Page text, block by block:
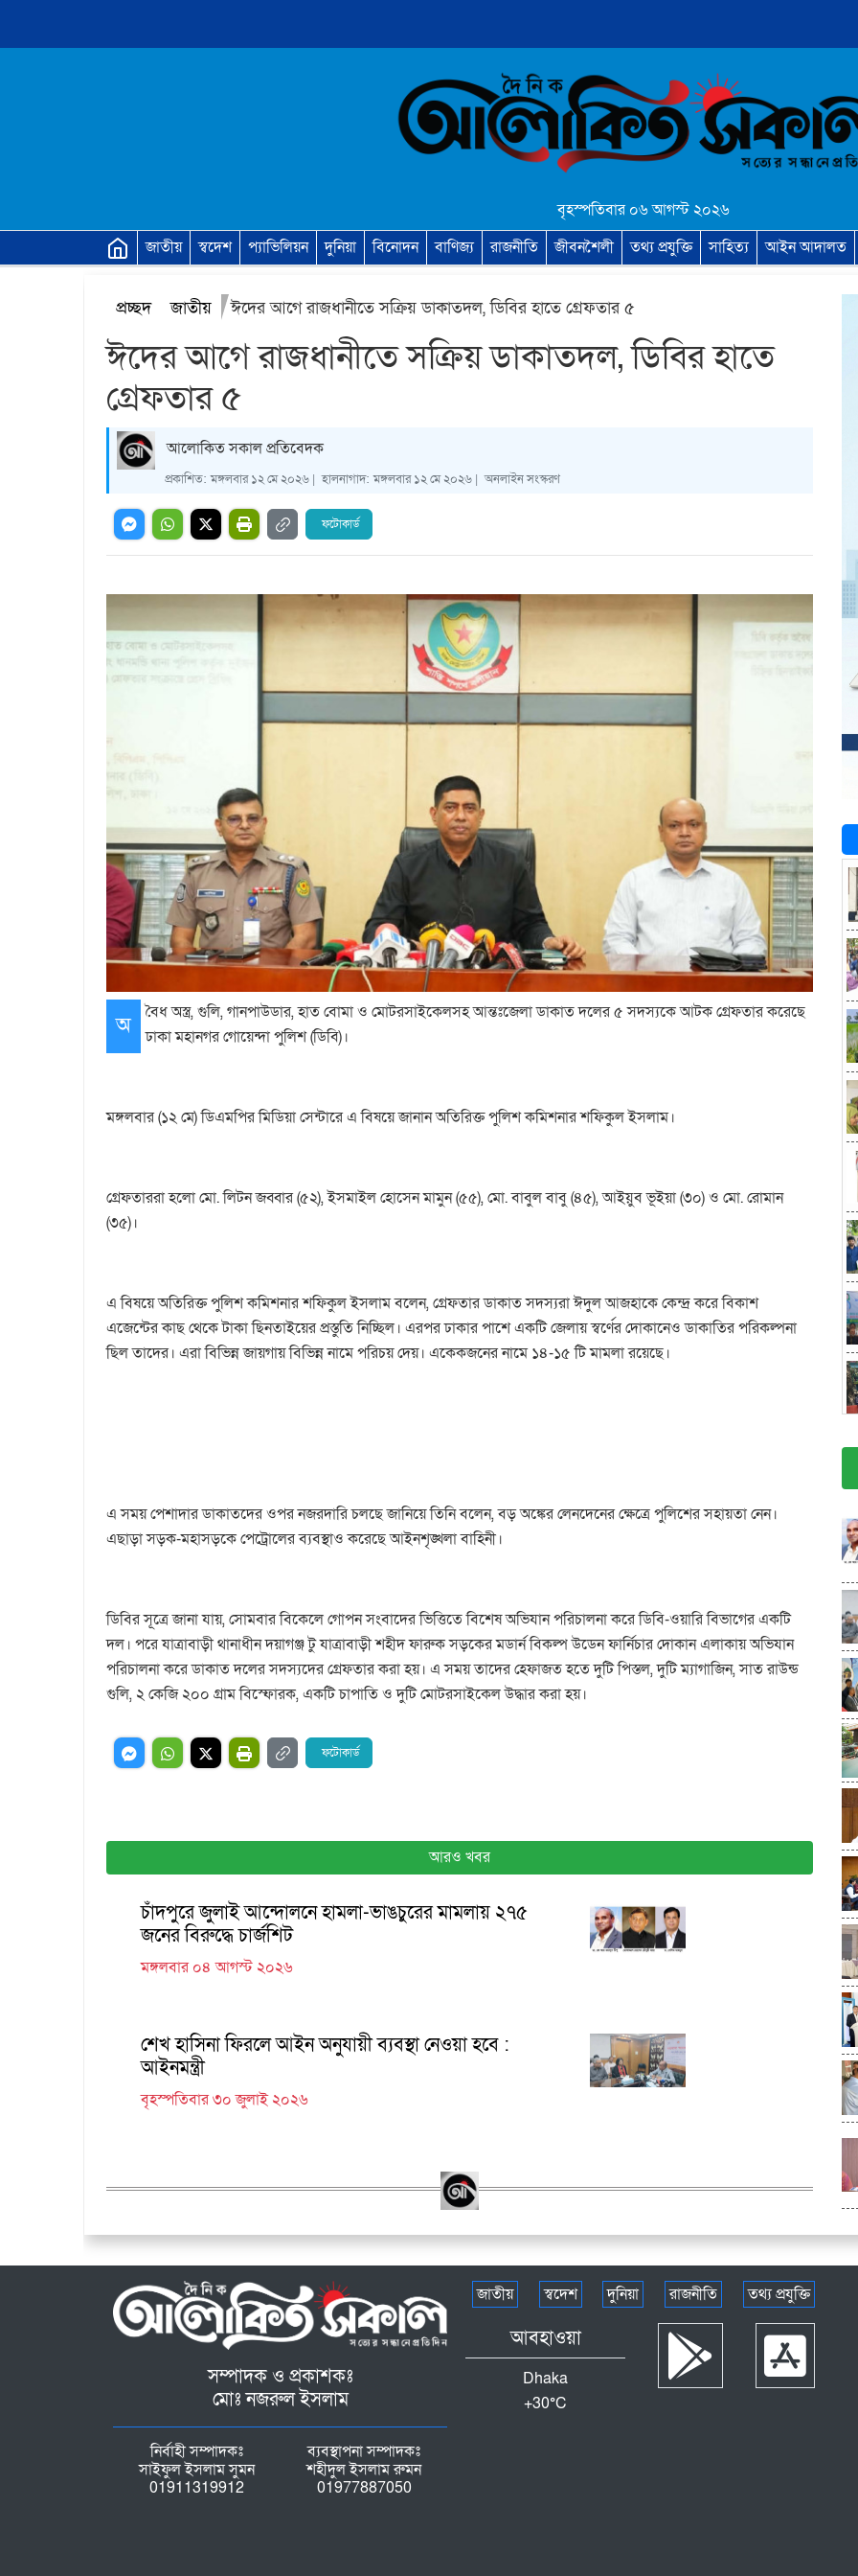
বৃহস্পতিবার ০৬ আগস্ট ২০২৬
জাতীয়
স্বদেশ প্যাভিলিয়ন দুনিয়া বিনোদন বাণিজ্য রাজনীতি জীবনশৈলী তথ্য প্রযুক্তি সাহিত্য আইন আদালত
প্রচ্ছদ জাতীয় ঈদের আগে রাজধানীতে সক্রিয় ডাকাতদল, ডিবির হাতে গ্রেফতার ৫
ঈদের আগে রাজধানীতে সক্রিয় ডাকাতদল, ডিবির হাতে
গ্রেফতার ৫
আলোকিত সকাল প্রতিবেদক
প্রকাশিত: মঙ্গলবার ১২ মে ২০২৬ | হালনাগাদ: মঙ্গলবার ১২ মে ২০২৬ | অনলাইন সংস্করণ
ফটোকার্ড
অ
বৈধ অস্ত্র, গুলি, গানপাউডার, হাত বোমা ও মোটরসাইকেলসহ আন্তঃজেলা ডাকাত দলের ৫ সদস্যকে আটক গ্রেফতার করেছে
ঢাকা মহানগর গোয়েন্দা পুলিশ (ডিবি)।
মঙ্গলবার (১২ মে) ডিএমপির মিডিয়া সেন্টারে এ বিষয়ে জানান অতিরিক্ত পুলিশ কমিশনার শফিকুল ইসলাম।
গ্রেফতাররা হলো মো. লিটন জব্বার (৫২), ইসমাইল হোসেন মামুন (৫৫), মো. বাবুল বাবু (৪৫), আইয়ুব ভূইয়া (৩০) ও মো. রোমান
(৩৫)।
এ বিষয়ে অতিরিক্ত পুলিশ কমিশনার শফিকুল ইসলাম বলেন, গ্রেফতার ডাকাত সদস্যরা ঈদুল আজহাকে কেন্দ্র করে বিকাশ
এজেন্টের কাছ থেকে টাকা ছিনতাইয়ের প্রস্তুতি নিচ্ছিল। এরপর ঢাকার পাশে একটি জেলায় স্বর্ণের দোকানেও ডাকাতির পরিকল্পনা
ছিল তাদের। এরা বিভিন্ন জায়গায় বিভিন্ন নামে পরিচয় দেয়। একেকজনের নামে ১৪-১৫ টি মামলা রয়েছে।
এ সময় পেশাদার ডাকাতদের ওপর নজরদারি চলছে জানিয়ে তিনি বলেন, বড় অঙ্কের লেনদেনের ক্ষেত্রে পুলিশের সহায়তা নেন।
এছাড়া সড়ক-মহাসড়কে পেট্রোলের ব্যবস্থাও করেছে আইনশৃঙ্খলা বাহিনী।
ডিবির সূত্রে জানা যায়, সোমবার বিকেলে গোপন সংবাদের ভিত্তিতে বিশেষ অভিযান পরিচালনা করে ডিবি-ওয়ারি বিভাগের একটি
দল। পরে যাত্রাবাড়ী থানাধীন দয়াগঞ্জ টু যাত্রাবাড়ী শহীদ ফারুক সড়কের মডার্ন বিকল্প উডেন ফার্নিচার দোকান এলাকায় অভিযান
পরিচালনা করে ডাকাত দলের সদস্যদের গ্রেফতার করা হয়। এ সময় তাদের হেফাজত হতে দুটি পিস্তল, দুটি ম্যাগাজিন, সাত রাউন্ড
গুলি, ২ কেজি ২০০ গ্রাম বিস্ফোরক, একটি চাপাতি ও দুটি মোটরসাইকেল উদ্ধার করা হয়।
ফটোকার্ড
আরও খবর
চাঁদপুরে জুলাই আন্দোলনে হামলা-ভাঙচুরের মামলায় ২৭৫
জনের বিরুদ্ধে চার্জশিট
মঙ্গলবার ০৪ আগস্ট ২০২৬
শেখ হাসিনা ফিরলে আইন অনুযায়ী ব্যবস্থা নেওয়া হবে :
আইনমন্ত্রী
বৃহস্পতিবার ৩০ জুলাই ২০২৬
সম্পাদক ও প্রকাশকঃ
মোঃ নজরুল ইসলাম
নির্বাহী সম্পাদকঃ
সাইফুল ইসলাম সুমন
01911319912
ব্যবস্থাপনা সম্পাদকঃ
শহীদুল ইসলাম রুমন
01977887050
জাতীয় স্বদেশ দুনিয়া রাজনীতি তথ্য প্রযুক্তি
আবহাওয়া
Dhaka
+30°C